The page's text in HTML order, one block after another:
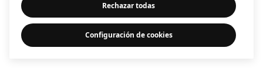
Rechazar todas
Configuración de cookies